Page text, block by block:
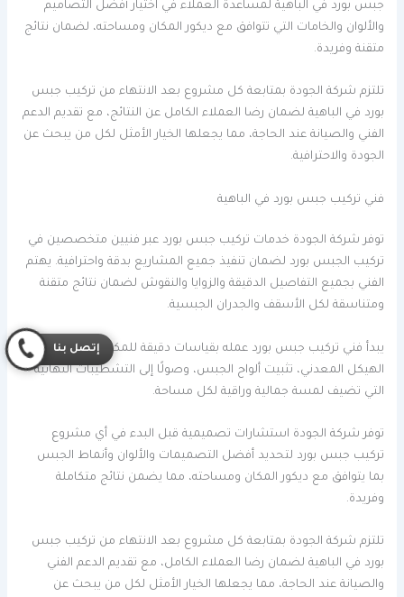
جبس بورد في الباهية لمساعدة العملاء في اختيار أفضل التصاميم
والألوان والخامات التي تتوافق مع ديكور المكان ومساحته، لضمان نتائج
متقنة وفريدة.
تلتزم شركة الجودة بمتابعة كل مشروع بعد الانتهاء من تركيب جبس
بورد في الباهية لضمان رضا العملاء الكامل عن النتائج، مع تقديم الدعم
الفني والصيانة عند الحاجة، مما يجعلها الخيار الأمثل لكل من يبحث عن
الجودة والاحترافية.
فني تركيب جبس بورد في الباهية
توفر شركة الجودة خدمات تركيب جبس بورد عبر فنيين متخصصين في
تركيب الجبس بورد لضمان تنفيذ جميع المشاريع بدقة واحترافية. يهتم
الفني بجميع التفاصيل الدقيقة والزوايا والنقوش لضمان نتائج متقنة
ومتناسقة لكل الأسقف والجدران الجبسية.
يبدأ فني تركيب جبس بورد عمله بقياسات دقيقة للمكان، ثم تركيب
الهيكل المعدني، تثبيت ألواح الجبس، وصولًا إلى التشطيبات النهائية
التي تضيف لمسة جمالية وراقية لكل مساحة.
توفر شركة الجودة استشارات تصميمية قبل البدء في أي مشروع
تركيب جبس بورد لتحديد أفضل التصميمات والألوان وأنماط الجبس
بما يتوافق مع ديكور المكان ومساحته، مما يضمن نتائج متكاملة
وفريدة.
تلتزم شركة الجودة بمتابعة كل مشروع بعد الانتهاء من تركيب جبس
بورد في الباهية لضمان رضا العملاء الكامل، مع تقديم الدعم الفني
والصيانة عند الحاجة، مما يجعلها الخيار الأمثل لكل من يبحث عن
إتصل بنا